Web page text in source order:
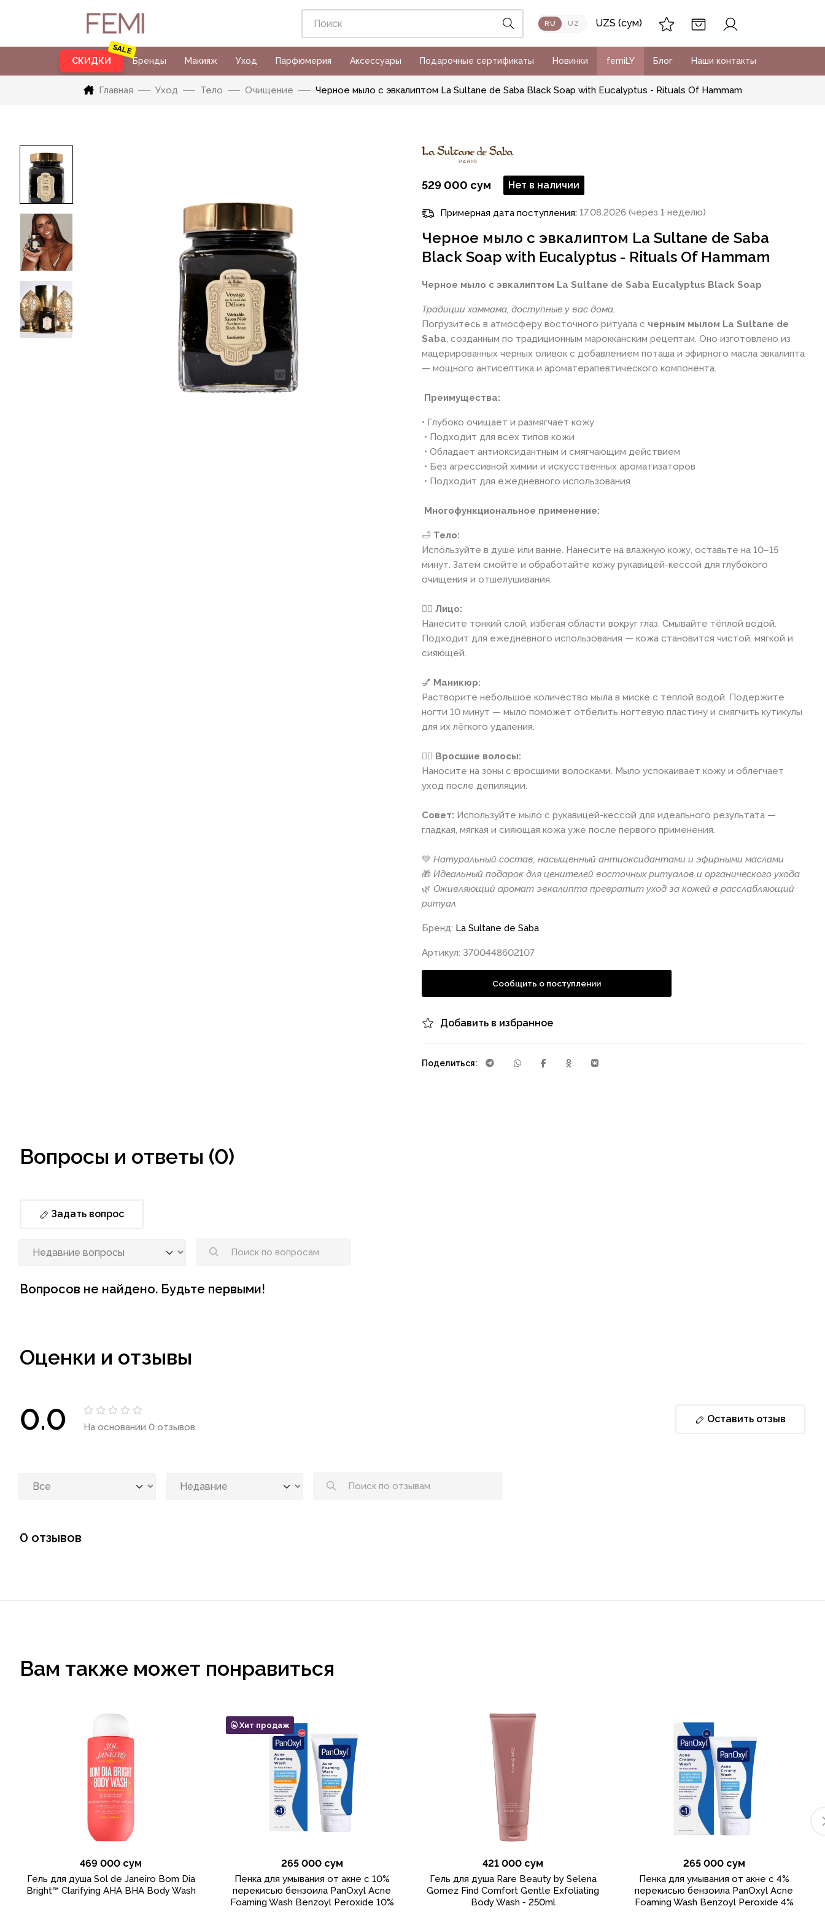
RU UZ UZS (сум)
СКИДКИ Бренды Макияж Уход Парфюмерия Аксессуары Подарочные сертификаты Новинки femiLY Блог Наши контакты
Главная Уход Тело Очищение Черное мыло с эвкалиптом La Sultane de Saba Black Soap with Eucalyptus - Rituals Of Hammam
529 000 сум Нет в наличии
Примерная дата поступления: 17.08.2026 (через 1 неделю)
Черное мыло с эвкалиптом La Sultane de Saba
Black Soap with Eucalyptus - Rituals Of Hammam
Черное мыло с эвкалиптом La Sultane de Saba Eucalyptus Black Soap
Традиции хаммама, доступные у вас дома.
Погрузитесь в атмосферу восточного ритуала с черным мылом La Sultane de
Saba, созданным по традиционным марокканским рецептам. Оно изготовлено из
мацерированных черных оливок с добавлением поташа и эфирного масла эвкалипта
— мощного антисептика и ароматерапевтического компонента.
Преимущества:
• Глубоко очищает и размягчает кожу
• Подходит для всех типов кожи
• Обладает антиоксидантным и смягчающим действием
• Без агрессивной химии и искусственных ароматизаторов
• Подходит для ежедневного использования
Многофункциональное применение:
🛁 Тело:
Используйте в душе или ванне. Нанесите на влажную кожу, оставьте на 10–15
минут. Затем смойте и обработайте кожу рукавицей-кессой для глубокого
очищения и отшелушивания.
💆‍♀️ Лицо:
Нанесите тонкий слой, избегая области вокруг глаз. Смывайте тёплой водой.
Подходит для ежедневного использования — кожа становится чистой, мягкой и
сияющей.
💅 Маникюр:
Растворите небольшое количество мыла в миске с тёплой водой. Подержите
ногти 10 минут — мыло поможет отбелить ногтевую пластину и смягчить кутикулы
для их лёгкого удаления.
🧖‍♀️ Вросшие волосы:
Наносите на зоны с вросшими волосками. Мыло успокаивает кожу и облегчает
уход после депиляции.
Совет: Используйте мыло с рукавицей-кессой для идеального результата —
гладкая, мягкая и сияющая кожа уже после первого применения.
💚 Натуральный состав, насыщенный антиоксидантами и эфирными маслами
🎁 Идеальный подарок для ценителей восточных ритуалов и органического ухода
🌿 Оживляющий аромат эвкалипта превратит уход за кожей в расслабляющий
ритуал
Бренд: La Sultane de Saba
Артикул: 3700448602107
Сообщить о поступлении
Добавить в избранное
Поделиться:
Вопросы и ответы (0)
Задать вопрос
Вопросов не найдено. Будьте первыми!
Оценки и отзывы
0.0 На основании 0 отзывов
Оставить отзыв
0 отзывов
Вам также может понравиться
469 000 сум
Гель для душа Sol de Janeiro Bom Dia
Bright™ Clarifying AHA BHA Body Wash
Хит продаж
265 000 сум
Пенка для умывания от акне с 10%
перекисью бензоила PanOxyl Acne
Foaming Wash Benzoyl Peroxide 10%
421 000 сум
Гель для душа Rare Beauty by Selena
Gomez Find Comfort Gentle Exfoliating
Body Wash - 250ml
265 000 сум
Пенка для умывания от акне с 4%
перекисью бензоила PanOxyl Acne
Foaming Wash Benzoyl Peroxide 4%